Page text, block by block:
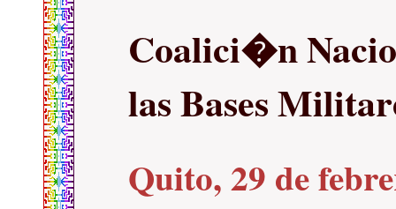
Coalici�n
las Bases
Quito, 29 de